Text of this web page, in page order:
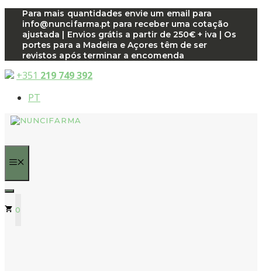
Saltar
para
conteúdo
Para mais quantidades envie um email para
info@nuncifarma.pt para receber uma cotação
ajustada | Envios grátis a partir de 250€ + iva | Os
portes para a Madeira e Açores têm de ser
revistos após terminar a encomenda
+351 219 749 392
PT
0